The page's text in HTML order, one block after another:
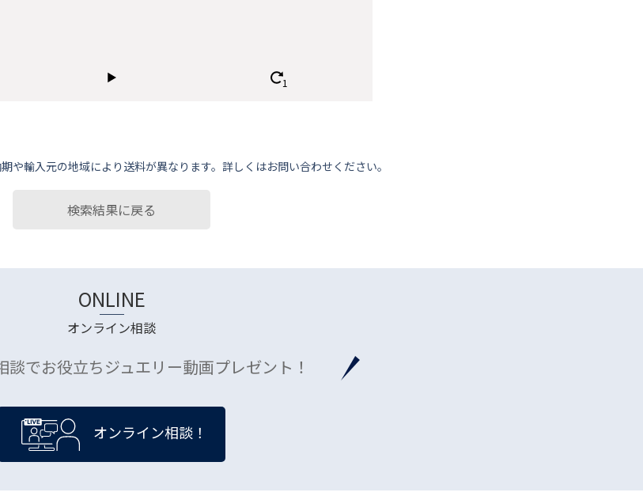
や輸⼊元の地域により送料が異なります。詳しくはお問い合わせください。
検索結果に戻る
ONLINE
オンライン相談
談でお役立ちジュエリー動画プレゼント！
オンライン相談！